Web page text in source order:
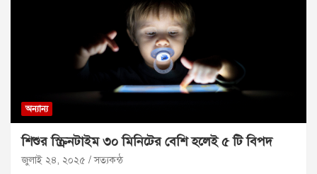
অন্যান্য
শিশুর স্ক্রিনটাইম ৩০ মিনিটের বেশি হলেই ৫ টি বিপদ
জুলাই ২৪, ২০২৫ সত্যকন্ঠ